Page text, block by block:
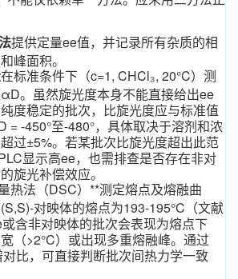
提供定量ee值，并记录所有杂质的相
峰面积。
在标准条件下（c=1, CHCl₃, 20°C）测
。虽然旋光度本身不能直接给出ee
度稳定的批次，比旋光度应与标准值
= -450°至-480°，具体取决于溶剂和浓
过±5%。若某批次比旋光度超出此范
显示高ee，也需排查是否存在非对
旋光补偿效应。
热法（DSC）**测定熔点及熔融曲
对映体的熔点为193-195°C（文献
含非对映体的批次会表现为熔点下
（>2°C）或出现多重熔融峰。通过
比，可直接判断批次间热力学一致